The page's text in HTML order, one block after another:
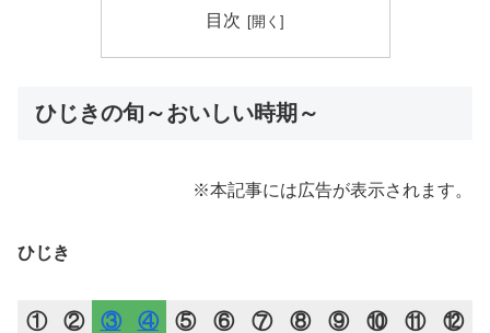
目次
ひじきの旬～おいしい時期～
※本記事には広告が表示されます。
ひじき
① ② ③ ④ ⑤ ⑥ ⑦ ⑧ ⑨ ⑩ ⑪ ⑫